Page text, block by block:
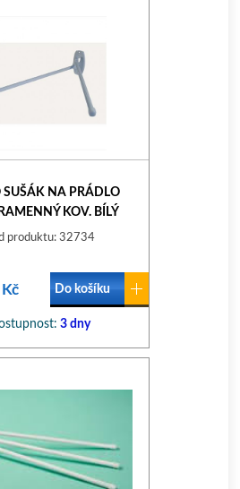
SUŠÁK NA PRÁDLO
KOV. BÍLÝ
produktu: 32734
Do košíku
3 dny